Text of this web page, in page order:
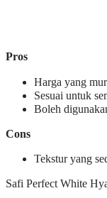
Pros
Harga yang
Sesuai untuk
Boleh
Cons
Tekstur yang
Safi Perfect White